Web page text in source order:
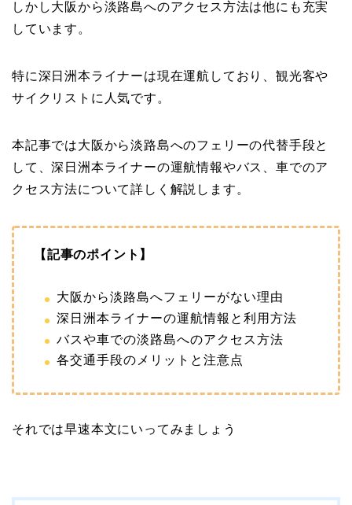
しかし大阪から淡路島へのアクセス方法は他にも充実
しています。
特に深日洲本ライナーは現在運航しており、観光客や
サイクリストに人気です。
本記事では大阪から淡路島へのフェリーの代替手段と
して、深日洲本ライナーの運航情報やバス、車でのア
クセス方法について詳しく解説します。
【記事のポイント】
大阪から淡路島へフェリーがない理由
深日洲本ライナーの運航情報と利用方法
バスや車での淡路島へのアクセス方法
各交通手段のメリットと注意点
それでは早速本文にいってみましょう